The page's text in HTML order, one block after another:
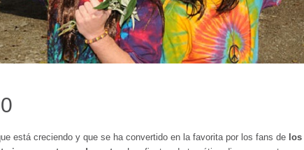
está creciendo y que se ha convertido en la favorita por los fans de